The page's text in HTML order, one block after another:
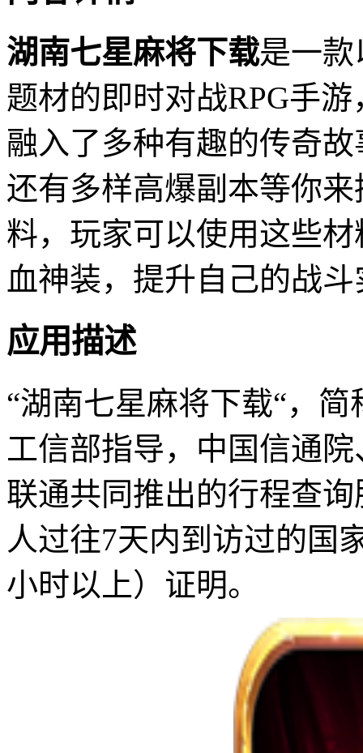
湖南七星麻将下载是一款
题材的即时对战RPG手
融入了多种有趣的传奇
还有多样高爆副本等你
料，玩家可以使用这些
血神装，提升自己的战
应用描述
“湖南七星麻将下载“，
工信部指导，中国信通
联通共同推出的行程查
人过往7天内到访过的国
小时以上）证明。